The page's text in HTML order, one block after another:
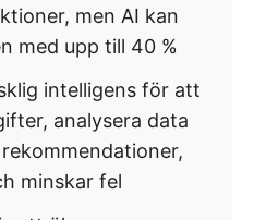
men AI kan
med upp till 40 %
intelligens för att
analysera data
minskar fel